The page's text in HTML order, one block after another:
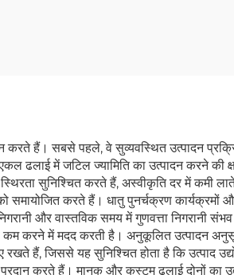
करते हैं। सबसे पहले, वे सुव्यवस्थित उत्पादन
एकल ढलाई में जटिल ज्यामिति का उत्पादन
सुनिश्चित करते हैं, अस्वीकृति दर में कमी
करते हैं। धातु पुनर्चक्रण कार्यक्रमों
और वास्तविक समय में गुणवत्ता निगरानी
कम करने में मदद करती है। अनुकूलित उत्पादन
रखते हैं, जिससे यह सुनिश्चित होता है कि उत्पाद
करते हैं। मानक और कस्टम ढलाई दोनों का